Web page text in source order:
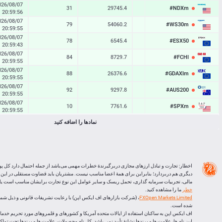
#NDXm
29742.3
29745.4
31
08/07
20:59:56
#WS30m
54052.3
54060.2
79
08/07
20:59:55
#ESX50
6537.6
6545.4
78
08/07
20:59:43
#FCHI
8721.3
8729.7
84
08/07
20:59:55
#GDAXIm
26367.8
26376.6
88
08/07
20:59:55
#AUS200
9288.6
9297.8
92
08/07
20:59:55
#SPXm
7760.6
7761.6
10
08/07
20:59:55
65
LTCUSD
45.437
45.553
116
00:00:09
XRPUSD
1.01955
1.02095
140
ETHUSD
1913.006
252
00:00:10
نمادها را اضافه کنید
اخطار: تجارت و تبادل ارزهای مجازی دربرگیرندۀ خطرات مهمی می‌باشد از جمله احتمال دارد کل
دیگری هم دربردارد؛ بنابراین برای همۀ اعضا مناسب نیست. مشتریان باید قضاوت مستقلی در
مالی، تجربیات سرمایه گذاری، تحمل ریسک و سایر عوامل این نوع تجارت برایشان مناسب است یا
خطر ما را مشاهده کنید.
FXOpen Markets Limited
شده است.
اف ایکس اپن به ساکنان استفاده از ایالات متحده آمریکا و کشورهای و قلمروهای مورد تحریم